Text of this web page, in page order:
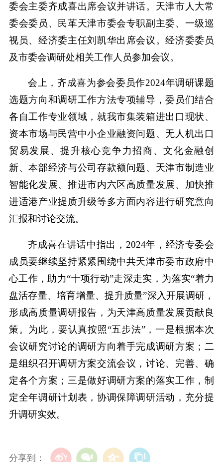
委会主委齐成喜出席会议并讲话。天津市人大常
委会委员、民革天津市委会专职副主委、一级巡
视员、经济委主任刘凯华出席会议。经济委委员
及市委会调研处相关工作人员参加会议。
会上，齐成喜为参会委员作2024年调研课题
选题方向和调研工作方法专项辅导，委员们结合
各自工作专业领域，就我市集装箱进出口现状、
资本市场与民营中小企业融资问题、无人机出口
贸易发展、提升核心竞争力招商、文化金融创
新、本部经济与公司存款额问题、天津市制造业
智能化发展、推进市内六区高质量发展、加快推
进适港产业提质升级等多方面内容进行研究意向
汇报和讨论交流。
齐成喜在讲话中指出，2024年，经济专委会
成员要继续坚持紧紧围绕中共天津市委市政府中
心工作，助力“十项行动”走深走实，为落实“着力
盘活存量、培育增量、提升质量”深入开展调研，
形成高质量调研报告，为天津高质量发展贡献良
策。为此，要认真按照“五步法”，一是根据本次
会议研究讨论的调研方向着手完成调研方案；二
是组织召开调研方案交流会议，讨论、完善、确
定各个方案；三是做好调研方案的落实工作，制
定全年调研计划表，协调保障调研活动，充分提
升调研实效。
分享到：